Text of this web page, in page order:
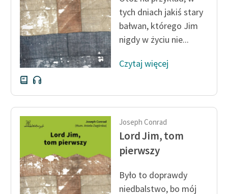
Kolekcje edukacyjne
twórców przechodzących
do domeny publicznej,
lektur szkolnych oraz
Starego Testamentu
Odkurzamy bohaterów
Szkoła Poezji Wolnych
Lektur
O nas
O projekcie
Zespół
tych dniach jakiś stary
bałwan, którego Jim
nigdy w życiu nie...
Czytaj więcej
Joseph Conrad
Lord Jim, tom
pierwszy
Było to doprawdy
niedbalstwo, bo mój